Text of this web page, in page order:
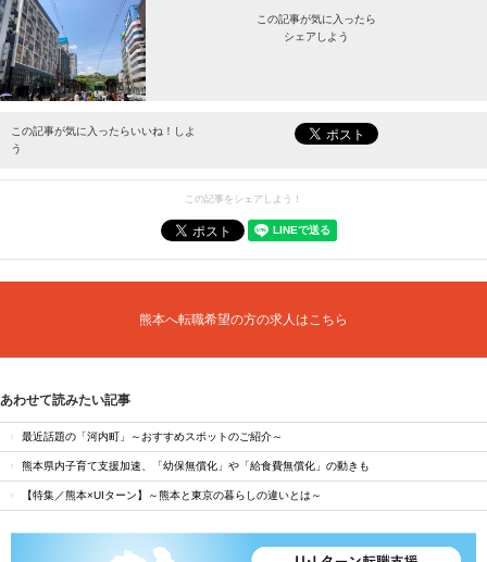
この記事が気に入ったら
シェアしよう
最新情報をお届けします。
この記事が気に入ったらいいね！しよ
う
この記事をシェアしよう！
熊本へ転職希望の方の求人はこちら
あわせて読みたい記事
最近話題の「河内町」～おすすめスポットのご紹介～
熊本県内子育て支援加速、「幼保無償化」や「給食費無償化」の動きも
【特集／熊本×UIターン】～熊本と東京の暮らしの違いとは～